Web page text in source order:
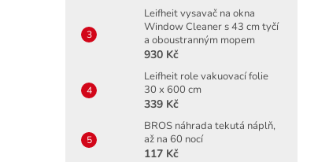
Leifheit vysavač na okna
Window Cleaner s 43 cm tyčí
a oboustranným mopem
930 Kč
Leifheit role vakuovací folie
30 x 600 cm
339 Kč
BROS náhrada tekutá náplň,
až na 60 nocí
117 Kč